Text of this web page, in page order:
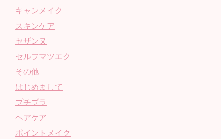
キャンメイク
スキンケア
セザンヌ
セルフマツエク
その他
はじめまして
プチプラ
ヘアケア
ポイントメイク